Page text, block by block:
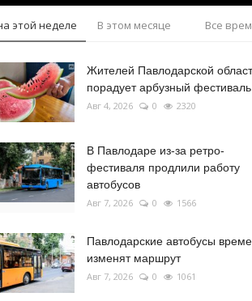
этой неделе В этом месяце Все
Жителей Павлодарской
порадует арбузный фестиваль
Авг 4, 2026 0 2320
В Павлодаре из-за ретро-
фестиваля продлили работу
автобусов
Авг 7, 2026 0 1566
Павлодарские автобусы
изменят маршрут
Авг 7, 2026 0 1061